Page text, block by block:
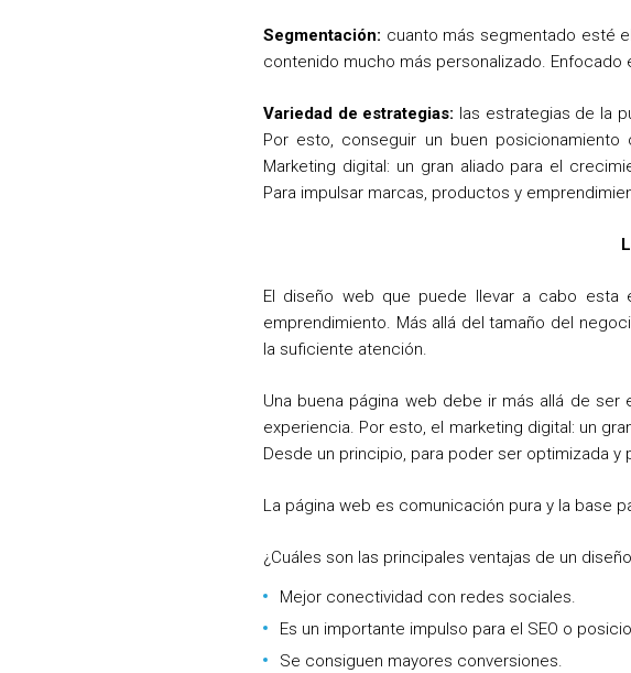
Segmentación: cuanto más segmentado esté
contenido mucho más personalizado.
Variedad de estrategias: las estrategias de la
Por esto, conseguir un buen
Marketing digital: un gran aliado para el
Para impulsar marcas, productos y
El diseño web que puede llevar a cabo esta
emprendimiento. Más allá del tamaño del
la suficiente atención.
Una buena página web debe ir más allá de
experiencia. Por esto, el marketing digital: un
Desde un principio, para poder ser optimizada
La página web es comunicación pura y la base
¿Cuáles son las principales ventajas de un
Mejor conectividad con redes sociales.
Es un importante impulso para el SEO o
Se consiguen mayores conversiones.